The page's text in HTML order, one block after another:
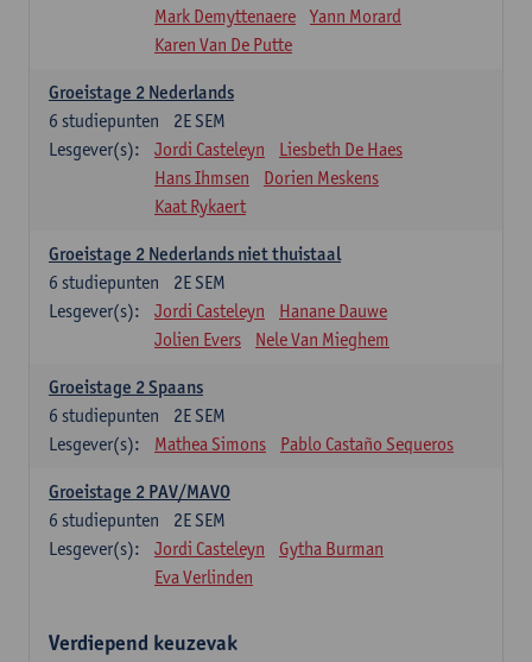
Mark Demyttenaere
Yann Morard
Karen Van De Putte
Groeistage 2 Nederlands
2E SEM
6 studiepunten
Lesgever(s):
Jordi Casteleyn
Liesbeth De Haes
Hans Ihmsen
Dorien Meskens
Kaat Rykaert
Groeistage 2 Nederlands niet thuistaal
2E SEM
6 studiepunten
Lesgever(s):
Jordi Casteleyn
Hanane Dauwe
Jolien Evers
Nele Van Mieghem
Groeistage 2 Spaans
2E SEM
6 studiepunten
Lesgever(s):
Mathea Simons Pablo Castaño Sequeros
Groeistage 2 PAV/MAVO
2E SEM
6 studiepunten
Lesgever(s):
Jordi Casteleyn
Gytha Burman
Eva Verlinden
Verdiepend keuzevak